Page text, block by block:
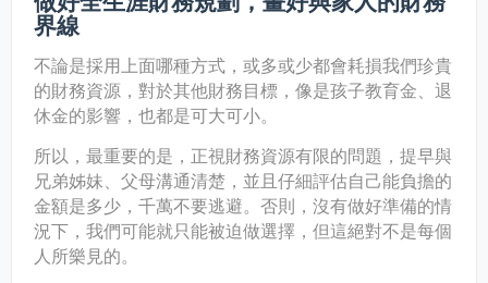
界線
不論是採用上面哪種方式，或多或少都會耗損我們珍貴
的財務資源，對於其他財務目標，像是孩子教育金、退
休金的影響，也都是可大可小。
所以，最重要的是，正視財務資源有限的問題，提早與
兄弟姊妹、父母溝通清楚，並且仔細評估自己能負擔的
金額是多少，千萬不要逃避。否則，沒有做好準備的情
況下，我們可能就只能被迫做選擇，但這絕對不是每個
人所樂見的。